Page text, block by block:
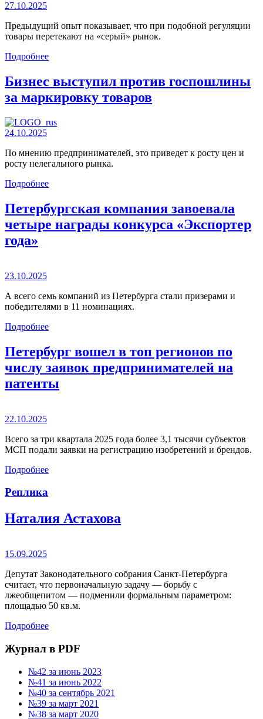
27.10.2025
Предыдущий опыт показывает, что при подобной регуляции
товары перетекают на «серый» рынок.
Подробнее
Бизнес выступил против госпошлины
за маркировку товаров
24.10.2025
По мнению предпринимателей, это приведет к росту цен и
росту нелегального рынка.
Подробнее
Петербургская компания завоевала
четыре награды конкурса «Экспортер
года»
23.10.2025
А всего семь компаний из Петербурга стали призерами и
победителями в 11 номинациях.
Подробнее
Петербург вошел в топ регионов по
числу заявок предпринимателей на
патенты
22.10.2025
Всего за три квартала 2025 года более 3,1 тысячи субъектов
МСП подали заявки на регистрацию изобретений и брендов.
Подробнее
Реплика
Наталия Астахова
15.09.2025
Депутат Законодательного собрания Санкт-Петербурга
считает, что первоначальную задачу — борьбу с
лжеобщепитом — подменили формальным параметром:
площадью 50 кв.м.
Подробнее
Журнал в PDF
№42 за июнь 2023
№41 за июнь 2022
№40 за сентябрь 2021
№39 за март 2021
№38 за март 2020